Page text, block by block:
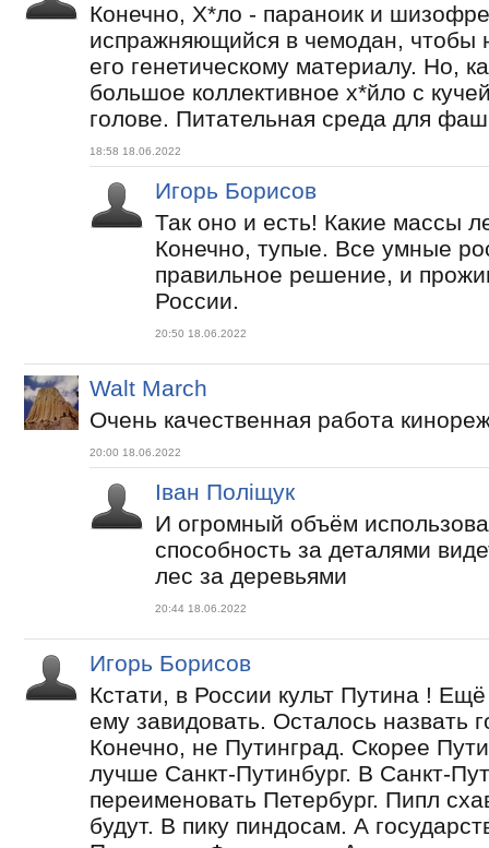
Конечно, Х*ло - параноик и
испражняющийся в чемодан, чтобы
его генетическому материалу. Но,
большое коллективное х*йло с
голове. Питательная среда для
18:58 18.06.2022
Игорь Борисов
Так оно и есть! Какие массы
Конечно, тупые. Все умные
правильное решение, и
России.
20:50 18.06.2022
Walt March
Очень качественная работа
20:00 18.06.2022
Іван Поліщук
И огромный объём
способность за деталями
лес за деревьями
20:44 18.06.2022
Игорь Борисов
Кстати, в России культ Путина !
ему завидовать. Осталось назвать
Конечно, не Путинград. Скорее
лучше Санкт-Путинбург. В Санкт-
переименовать Петербург. Пипл
будут. В пику пиндосам. А